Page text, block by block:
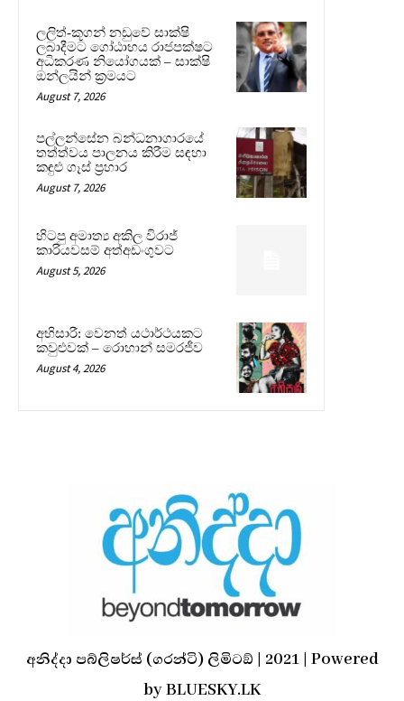
ලලිත්-කූගන් නඩුවේ සාක්ෂි
ලබාදීමට ගෝඨාභය රාජපක්ෂට
අධිකරණ නියෝගයක් – සාක්ෂි
ඔන්ලයින් ක්‍රමයට
August 7, 2026
පල්ලන්සේන බන්ධනාගාරයේ
තත්ත්වය පාලනය කිරීම සඳහා
කඳුළු ගෑස් ප්‍රහාර
August 7, 2026
හිටපු අමාත්‍ය අකිල විරාජ්
කාරියවසම් අත්අඩංගුවට
August 5, 2026
අභිසාරී: වෙනත් යථාර්ථයකට
කවුළුවක් – රොහාන් සමරජීව
August 4, 2026
අනිද්දා පබ්ලිෂර්ස් (ගරන්ටි) ලිමිටඞ් | 2021 | Powered
by BLUESKY.LK